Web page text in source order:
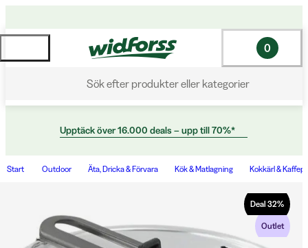
Sök efter produkter eller kategorier
0
Upptäck över 16.000 deals – upp till 70%*
Start Outdoor Äta, Dricka & Förvara Kök & Matlagning Kokkärl &
Deal 32%
Outlet